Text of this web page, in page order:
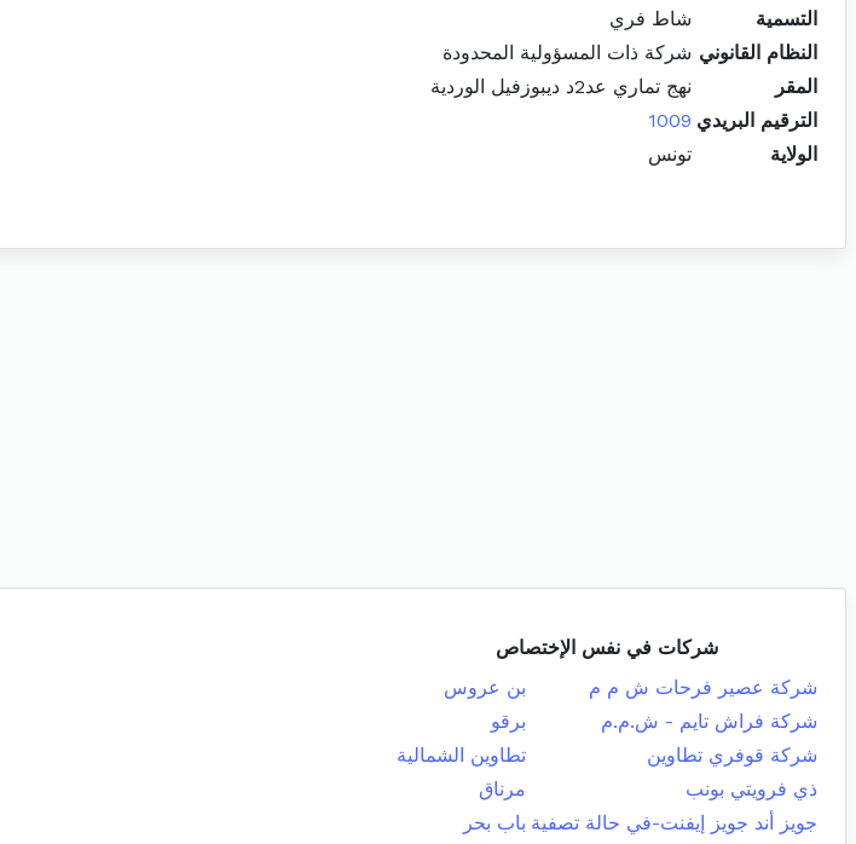
التسمية
شاط فري
النظام القانوني شركة ذات المسؤولية المحدودة
المقر
نهج تماري عد2د ديبوزفيل الوردية
الترقيم البريدي 1009
الولاية
تونس
شركات في نفس الإختصاص
شركة عصير فرحات ش م م
بن عروس
شركة فراش تايم - ش.م.م
برقو
شركة قوفري تطاوين
تطاوين الشمالية
ذي فرويتي بونب
مرناق
جويز أند جويز إيفنت-في حالة تصفية باب بحر